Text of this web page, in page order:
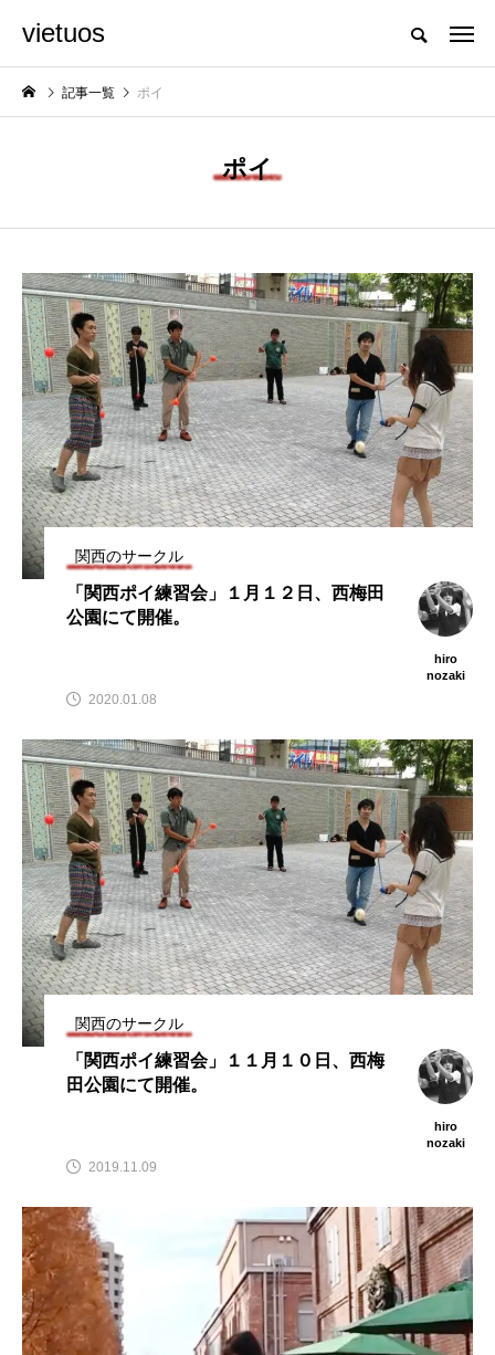
国内のジャグリング情報を収集・整理・発信するメディア
juggling
２回公
スト映像
の数少な
の舞
hiro
「JJF 2020」、開催
形式を変更。国内各地
でオンラインとオフラ
インの合同開催へ。
hiro
2020.08.18
「ディアボ
ェスティバ
２」、８月
催。
地域と道具から探す
北海道 東北
四国 中国 九州 沖縄
オンライン ボール クラブ リング
ディアボロ スティック デビルスティック
フラワースティック シガーボックス
ハット シェーカーカップ
スピニングプレート
メテオ スタッフ
vietuos
記事一覧 ポイ
ポイ
関西のサークル
「関西ポイ練習会」１月１２日、西梅田
公園にて開催。
hiro
nozaki
2020.01.08
関西のサークル
「関西ポイ練習会」１１月１０日、西梅
田公園にて開催。
hiro
nozaki
2019.11.09